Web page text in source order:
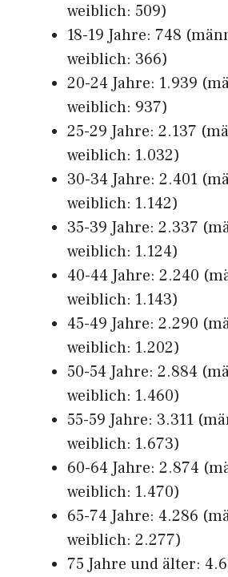
weiblich: 509)
18-19 Jahre: 748
weiblich: 366)
20-24 Jahre: 1.939
weiblich: 937)
25-29 Jahre: 2.137
weiblich: 1.032)
30-34 Jahre: 2.401
weiblich: 1.142)
35-39 Jahre: 2.337
weiblich: 1.124)
40-44 Jahre: 2.240
weiblich: 1.143)
45-49 Jahre: 2.290
weiblich: 1.202)
50-54 Jahre: 2.884
weiblich: 1.460)
55-59 Jahre: 3.311
weiblich: 1.673)
60-64 Jahre: 2.874
weiblich: 1.470)
65-74 Jahre: 4.286
weiblich: 2.277)
75 Jahre und älter: